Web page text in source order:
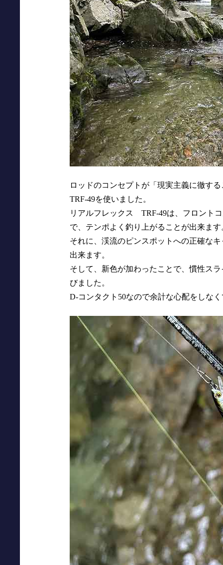
ロッドのコンセプトが「現実主義に徹
TRF-49を使いました。
リアルフレックス TRF-49は、フロント
で、テンポよく釣り上がることが出来ます
それに、渓流のピンスポットへの正確な
出来ます。
そして、新色が加わったことで、慣性ス
びました。
D-コンタクト50なので余計な心配をしな